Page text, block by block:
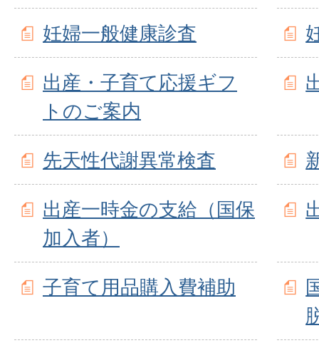
妊婦一般健康診査
出産・子育て応援ギフ
トのご案内
先天性代謝異常検査
出産一時金の支給（国保
加入者）
子育て用品購入費補助